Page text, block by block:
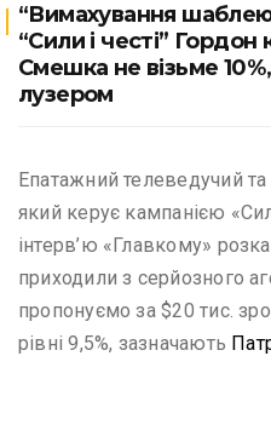
“Вимахування
“Сили і честі”
Смешка не візьме
лузером
Епатажний телеведучий
який керує кампанією
інтерв’ю «Главкому»
приходили з серйозного
пропонуємо за $20 тис.
рівні 9,5%, зазначають